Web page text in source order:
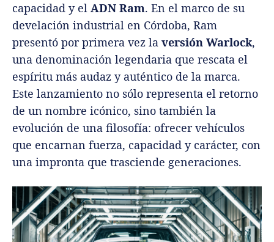
capacidad y el ADN Ram. En el marco de su
develación industrial en Córdoba, Ram
presentó por primera vez la versión Warlock,
una denominación legendaria que rescata el
espíritu más audaz y auténtico de la marca.
Este lanzamiento no sólo representa el retorno
de un nombre icónico, sino también la
evolución de una filosofía: ofrecer vehículos
que encarnan fuerza, capacidad y carácter, con
una impronta que trasciende generaciones.